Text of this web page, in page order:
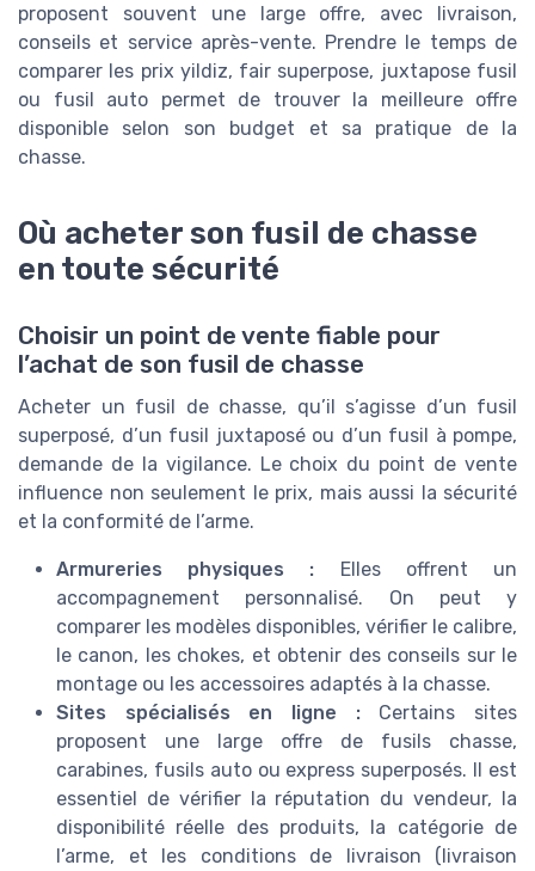
proposent souvent une large offre, avec livraison,
conseils et service après-vente. Prendre le temps de
comparer les prix yildiz, fair superpose, juxtapose fusil
ou fusil auto permet de trouver la meilleure offre
disponible selon son budget et sa pratique de la
chasse.
Où acheter son fusil de chasse
en toute sécurité
Choisir un point de vente fiable pour
l’achat de son fusil de chasse
Acheter un fusil de chasse, qu’il s’agisse d’un fusil
superposé, d’un fusil juxtaposé ou d’un fusil à pompe,
demande de la vigilance. Le choix du point de vente
influence non seulement le prix, mais aussi la sécurité
et la conformité de l’arme.
Armureries physiques : Elles offrent un
accompagnement personnalisé. On peut y
comparer les modèles disponibles, vérifier le calibre,
le canon, les chokes, et obtenir des conseils sur le
montage ou les accessoires adaptés à la chasse.
Sites spécialisés en ligne :Certains sites
proposent une large offre de fusils chasse,
carabines, fusils auto ou express superposés. Il est
essentiel de vérifier la réputation du vendeur, la
disponibilité réelle des produits, la catégorie de
l’arme, et les conditions de livraison (livraison